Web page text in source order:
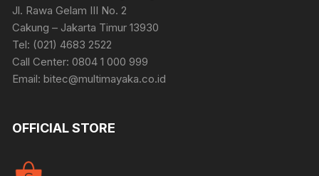
Jl. Rawa Gelam III No. 2
Cakung – Jakarta Timur 13930
Tel: (021) 4683 2522
Call Center: 0804 1 000 999
Email: bitec@multimayaka.co.id
OFFICIAL STORE